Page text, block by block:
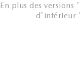
En plus des
d'intérieur